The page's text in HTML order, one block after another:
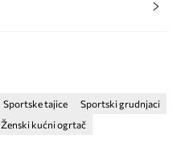
Sportske tajice
Sportski grudnjaci
Ženski kućni ogrtač